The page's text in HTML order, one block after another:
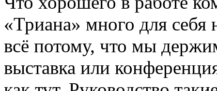
«Триана» много для себя
всё потому, что мы
выставка или